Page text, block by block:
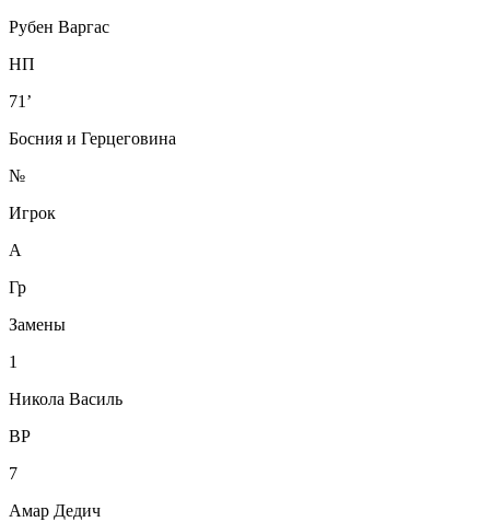
Рубен Варгас
НП
71’
Босния и Герцеговина
№
Игрок
А
Гр
Замены
1
Никола Василь
ВР
7
Амар Дедич